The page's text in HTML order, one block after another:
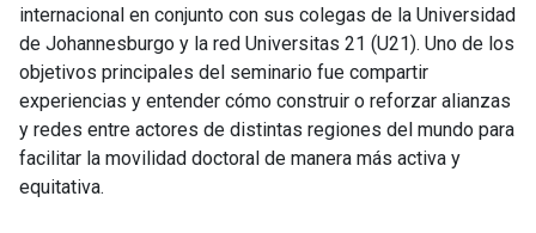
internacional en conjunto con sus colegas de la Universidad
de Johannesburgo y la red Universitas 21 (U21). Uno de los
objetivos principales del seminario fue compartir
experiencias y entender cómo construir o reforzar alianzas
y redes entre actores de distintas regiones del mundo para
facilitar la movilidad doctoral de manera más activa y
equitativa.